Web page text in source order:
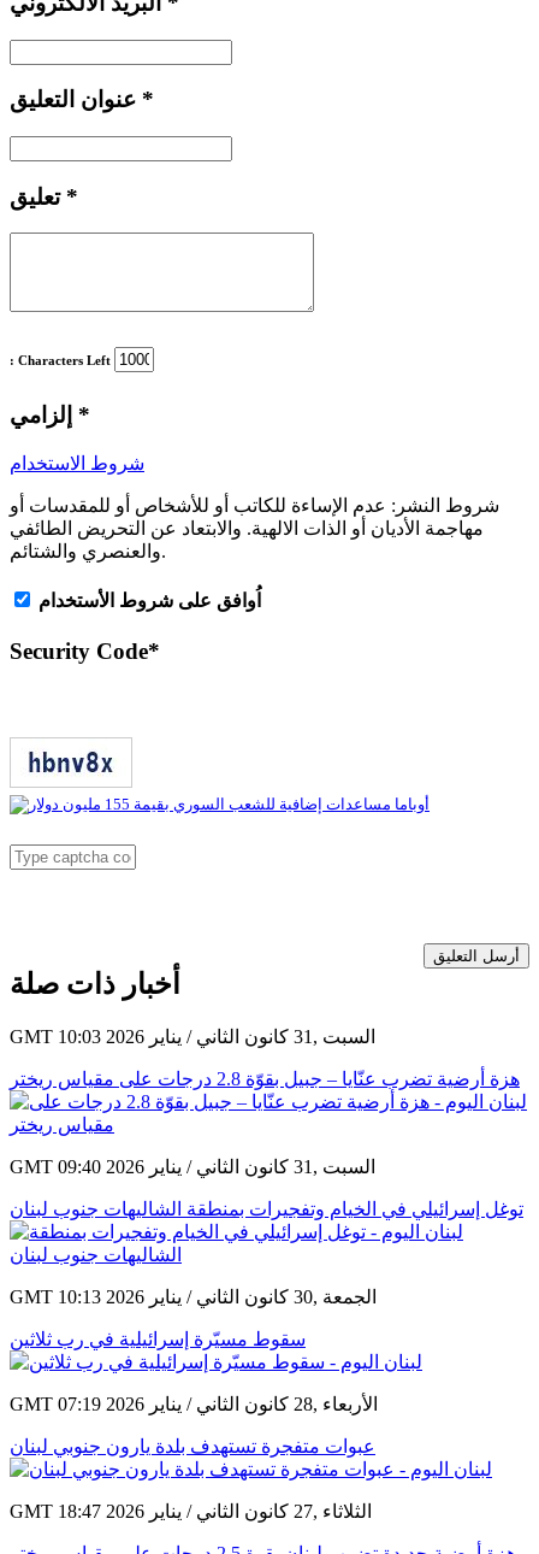
*
تعليق *
: Characters Left
*
شروط الاستخدام
شروط النشر: عدم الإساءة للكاتب أو للأشخاص أو للمقدسات أو
مهاجمة الأديان أو الذات الالهية. والابتعاد عن التحريض الطائفي
والعنصري والشتائم.
اُوافق على شروط الأستخدام
Security Code*
أرسل التعليق
أخبار ذات صلة
GMT 10:03 2026 السبت ,31 كانون الثاني / يناير
هزة أرضية تضرب عنّايا – جبيل بقوّة 2.8 درجات على مقياس ريختر
GMT 09:40 2026 السبت ,31 كانون الثاني / يناير
توغل إسرائيلي في الخيام وتفجيرات بمنطقة الشاليهات جنوب لبنان
GMT 10:13 2026 الجمعة ,30 كانون الثاني / يناير
سقوط مسيّرة إسرائيلية في رب ثلاثين
GMT 07:19 2026 الأربعاء ,28 كانون الثاني / يناير
عبوات متفجرة تستهدف بلدة يارون جنوبي لبنان
GMT 18:47 2026 الثلاثاء ,27 كانون الثاني / يناير